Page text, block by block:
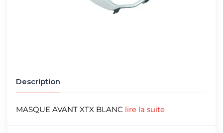
Description
MASQUE AVANT XTX BLANC lire la suite